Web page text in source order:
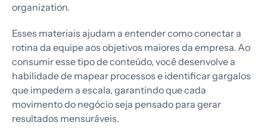
organization.
Esses materiais ajudam a entender como conectar a
rotina da equipe aos objetivos maiores da empresa. Ao
consumir esse tipo de conteúdo, você desenvolve a
habilidade de mapear processos e identificar gargalos
que impedem a escala, garantindo que cada
movimento do negócio seja pensado para gerar
resultados mensuráveis.